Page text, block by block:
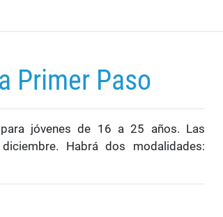
Primer Paso
jóvenes de 16 a 25 años. Las
Habrá dos modalidades: